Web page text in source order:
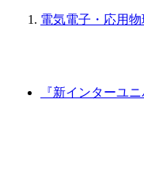
電気電子・応用物
『新インターユ